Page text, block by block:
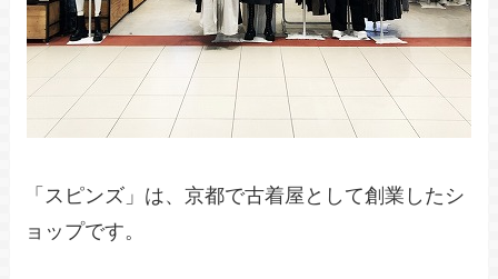
「スピンズ」は、京都で古着屋として創業したシ
ョップです。